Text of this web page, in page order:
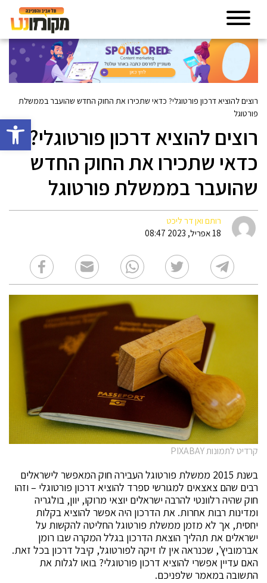
פתח
רוצים להוציא דרכון פורטוגלי? כדאי שתכירו את החוק החדש שהועבר בממשלת
פורטוגל
רוצים להוציא דרכון פורטוגלי?
כדאי שתכירו את החוק החדש
שהועבר בממשלת פורטוגל
רותם ואן דר ליכט
18 אפריל, 2023 08:47
קרדיט לתמונות PIXABAY
בשנת 2015 ממשלת פורטוגל העבירה חוק המאפשר לישראלים
רבים שהם צאצאים למגורשי ספרד להוציא דרכון פורטוגלי – וזהו
חוק שהיה רלוונטי להרבה ישראלים יוצאי מרוקו, יוון, בולגריה
ומדינות רבות אחרות. את הדרכון היה אפשר להוציא בקלות
יחסית, אך לא מזמן ממשלת פורטוגל החליטה להקשות על
ישראלים את תהליך הוצאת הדרכון בגלל המקרה שבו רומן
אברמוביץ', שכנראה אין לו זיקה לפורטוגל, קיבל דרכון בכל זאת.
האם עדיין אפשרי להוציא דרכון פורטוגלי? בואו לגלות את
התשובה במאמר שלפניכם.